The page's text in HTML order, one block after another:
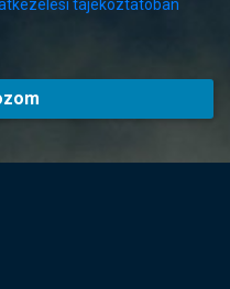
tájékoztatóban